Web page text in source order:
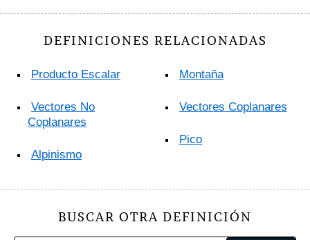
DEFINICIONES RELACIONADAS
Producto Escalar
Vectores No
Coplanares
Alpinismo
Montaña
Vectores Coplanares
Pico
BUSCAR OTRA DEFINICIÓN